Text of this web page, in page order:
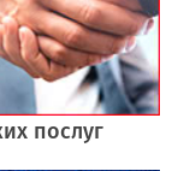
послуг